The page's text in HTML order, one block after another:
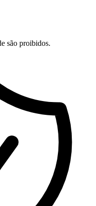
são proibidos.